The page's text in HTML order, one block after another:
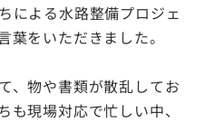
による水路整備プロジェ
葉をいただきました。
、物や書類が散乱してお
も現場対応で忙しい中、